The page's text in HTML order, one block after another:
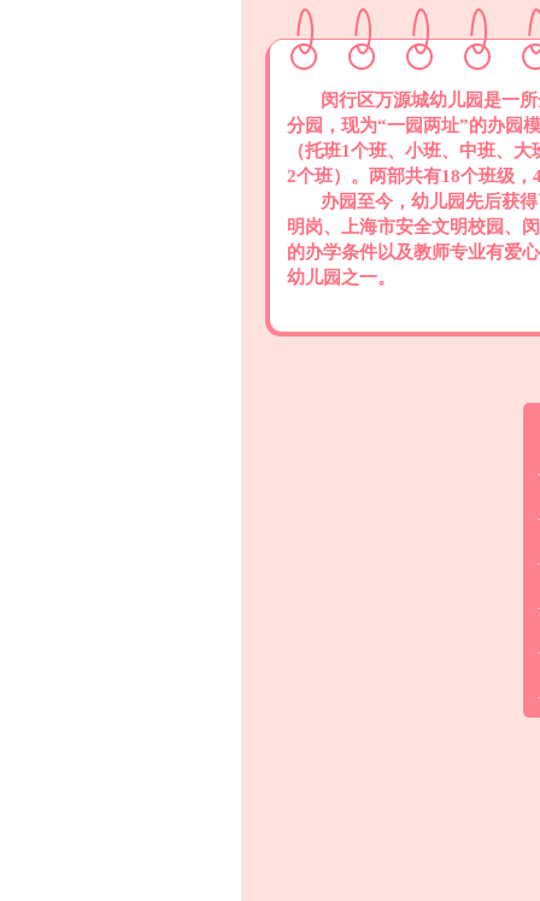
闵行区万源城幼儿园是一
分园，现为“一园两址”的办园
（托班1个班、小班、中班、
2个班）。两部共有18个班级，
办园至今，幼儿园先后获
明岗、上海市安全文明校园、
的办学条件以及教师专业有爱
幼儿园之一。